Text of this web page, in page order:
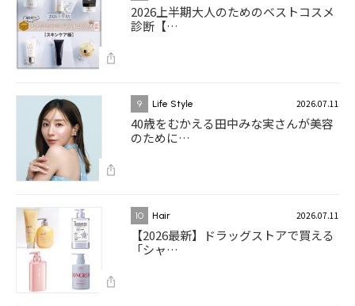
2026上半期大人のためのベストコスメ
診断【…
9 Life Style 2026.07.11
40歳をむかえる田中みな実さんが美容
のために…
10 Hair 2026.07.11
【2026最新】ドラッグストアで買える
「シャ…